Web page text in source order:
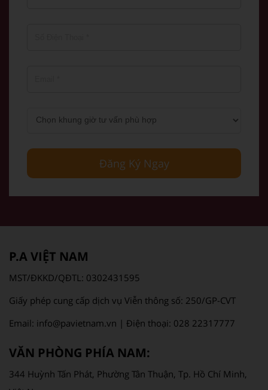
Đăng Ký Ngay
P.A VIỆT NAM
MST/ĐKKD/QĐTL: 0302431595
Giấy phép cung cấp dịch vụ Viễn thông số: 250/GP-CVT
Email: info@pavietnam.vn | Điện thoại: 028 22317777
VĂN PHÒNG PHÍA NAM:
344 Huỳnh Tấn Phát, Phường Tân Thuận, Tp. Hồ Chí Minh,